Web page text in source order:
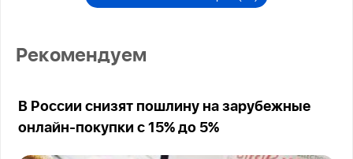
Рекомендуем
В России снизят пошлину на зарубежные
онлайн-покупки с 15% до 5%